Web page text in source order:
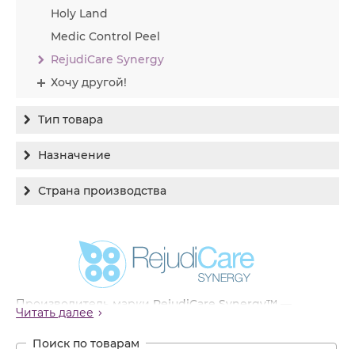
Holy Land
Medic Control Peel
RejudiCare Synergy
Хочу другой!
Тип товара
Бальзам
Концентрат
Крем солнцезащитный
Крем тональный
Лосьон
Назначение
Гиперпигментация
Лечение акне
Обновление кожи
Очищение
Постакне
Страна производства
Канада
Россия
Производитель марки RejudiCare Synergy™
канадская фармацевтическая компания с
многолетним опытом работы на международных
Читать далее